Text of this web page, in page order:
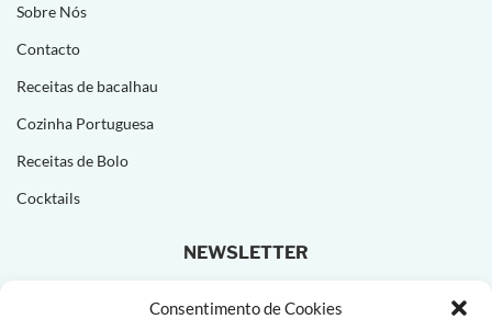
Consentimento de Cookies
Sobre Nós
Contacto
Receitas de bacalhau
Cozinha Portuguesa
Receitas de Bolo
Cocktails
NEWSLETTER
Subscreva e receba novas receitas todas as semanas!